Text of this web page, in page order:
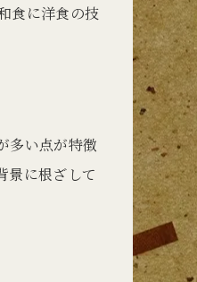
食に洋食の技
多い点が特徴
景に根ざして